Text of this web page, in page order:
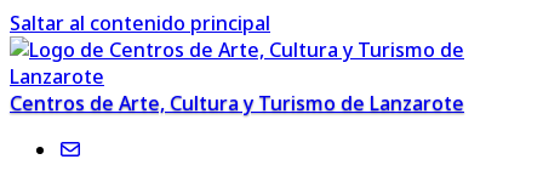
Saltar al contenido principal
Centros de Arte, Cultura y Turismo de Lanzarote